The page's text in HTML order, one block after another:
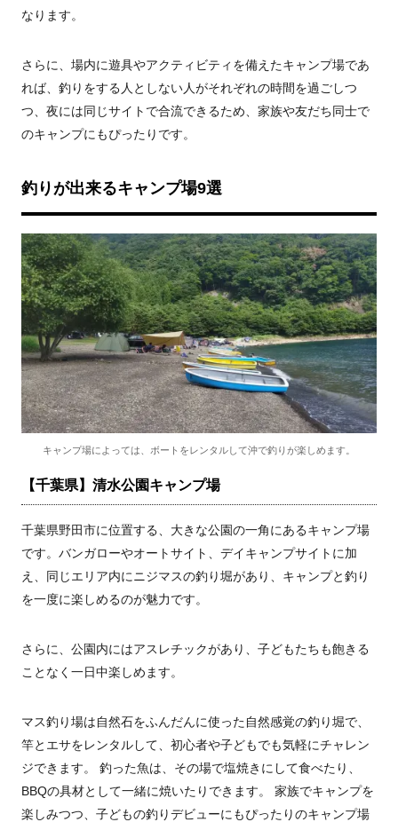
なります。
さらに、場内に遊具やアクティビティを備えたキャンプ場であ
れば、釣りをする人としない人がそれぞれの時間を過ごしつ
つ、夜には同じサイトで合流できるため、家族や友だち同士で
のキャンプにもぴったりです。
釣りが出来るキャンプ場9選
キャンプ場によっては、ボートをレンタルして沖で釣りが楽しめます。
【千葉県】清水公園キャンプ場
千葉県野田市に位置する、大きな公園の一角にあるキャンプ場
です。バンガローやオートサイト、デイキャンプサイトに加
え、同じエリア内にニジマスの釣り堀があり、キャンプと釣り
を一度に楽しめるのが魅力です。
さらに、公園内にはアスレチックがあり、子どもたちも飽きる
ことなく一日中楽しめます。
マス釣り場は自然石をふんだんに使った自然感覚の釣り堀で、
竿とエサをレンタルして、初心者や子どもでも気軽にチャレン
ジできます。 釣った魚は、その場で塩焼きにして食べたり、
BBQの具材として一緒に焼いたりできます。 家族でキャンプを
楽しみつつ、子どもの釣りデビューにもぴったりのキャンプ場